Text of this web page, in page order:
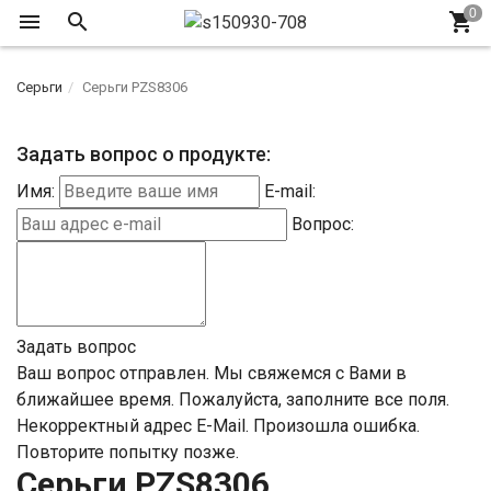
Серьги Серьги PZS8306
Задать вопрос о продукте:
Имя:
E-mail:
Вопрос:
Задать вопрос
Ваш вопрос отправлен. Мы свяжемся с Вами в
ближайшее время. Пожалуйста, заполните все поля.
Некорректный адрес E-Mail. Произошла ошибка.
Повторите попытку позже.